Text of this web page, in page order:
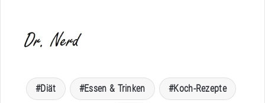
Diät Essen & Trinken Koch-Rezepte